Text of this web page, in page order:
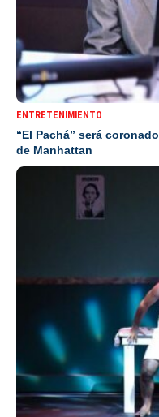
ENTRETENIMIENTO
“El Pachá” será
de Manhattan